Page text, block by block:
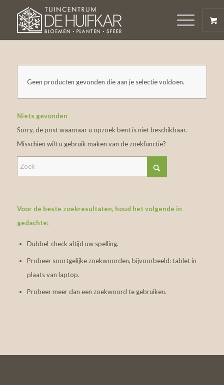
Geen producten gevonden die aan je selectie voldoen.
Niets gevonden
Sorry, de post waarnaar u opzoek bent is niet beschikbaar.
Misschien wilt u gebruik maken van de zoekfunctie?
Voor de beste zoekresultaten, houd het volgende in
gedachte:
Dubbel-check altijd uw spelling.
Probeer soortgelijke zoekwoorden, bijvoorbeeld: tablet in
plaats van laptop.
Probeer meer dan een zoekwoord te gebruiken.